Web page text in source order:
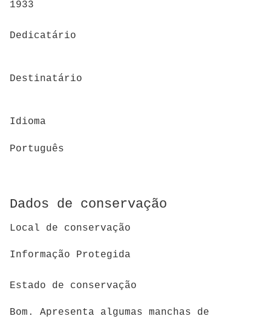
1933
Dedicatário
Destinatário
Idioma
Português
Dados de conservação
Local de conservação
Informação Protegida
Estado de conservação
Bom. Apresenta algumas manchas de